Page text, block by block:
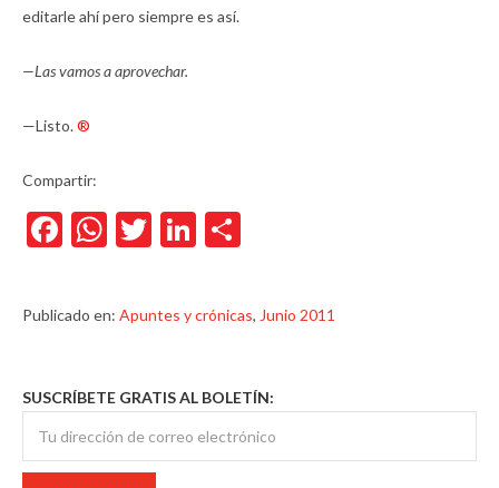
editarle ahí pero siempre es así.
—Las vamos a aprovechar.
—Listo.®
Compartir:
Facebook
WhatsApp
TwitterLinkedIn
Publicado en: Apuntes y crónicas, Junio 2011
SUSCRÍBETE GRATIS AL BOLETÍN: